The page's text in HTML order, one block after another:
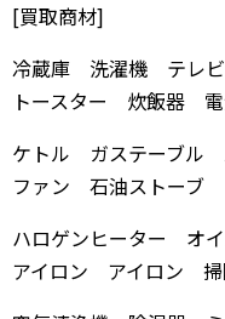
[買取商材]
冷蔵庫 洗濯機 テレ
トースター 炊飯器 電
ケトル ガステーブル
ファン 石油ストーブ
ハロゲンヒーター オ
アイロン アイロン 掃